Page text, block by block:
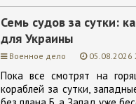
Семь судов за сутки:
для Украины
Военное дело 05.08.2026
Пока все смотрят на
кораблей за сутки,